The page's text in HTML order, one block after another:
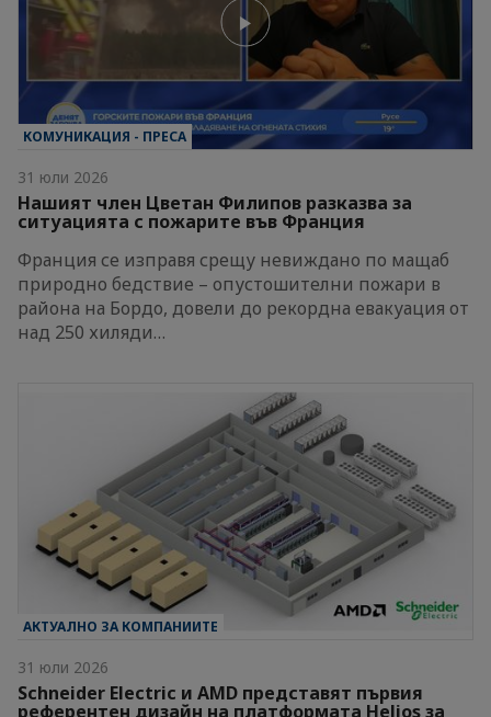
КОМУНИКАЦИЯ - ПРЕСА
31 юли 2026
Нашият член Цветан Филипов разказва за
ситуацията с пожарите във Франция
Франция се изправя срещу невиждано по мащаб
природно бедствие – опустошителни пожари в
района на Бордо, довели до рекордна евакуация от
над 250 хиляди…
АКТУАЛНО ЗА КОМПАНИИТЕ
31 юли 2026
Schneider Electric и AMD представят първия
референтен дизайн на платформата Helios за